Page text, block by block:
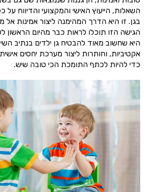
השאלות, הייעוץ האישי והמקצועי והדיווח
בגן. זו היא הדרך המהימנה ליצור אמינות אל
הגישה הזו תוכלו לראות כבר מהיום הראשון
היא שחשוב מאוד להבטיח גן ילדים בנתיב
אקטיביות, וחותרות ליצור מערכת יחסים
כדי להיות לכתף התומכת הכי טובה שיש.